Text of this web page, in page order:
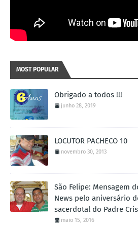
MOST POPULAR
Obrigado a todos !!!
junho 28, 2019
LOCUTOR PACHECO 10
novembro 30, 2013
São Felipe: Mensagem
News pelo aniversário
sacerdotal do Padre
maio 15, 2016